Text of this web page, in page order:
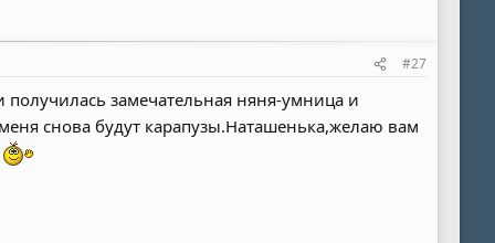
#27
замечательная няня-умница и
снова будут карапузы.Наташенька,желаю вам